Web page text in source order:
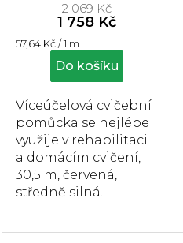
produktu
5,0
2 069 Kč
1 758 Kč
Měrná
57,64 Kč / 1 m
Do košíku
Víceúčelová cvičební
pomůcka se nejlépe
využije v rehabilitaci
a domácím cvičení,
30,5 m, červená,
středně silná.